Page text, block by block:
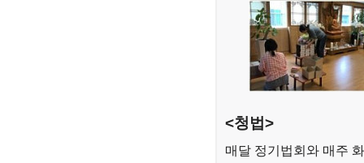
<청법>
매달 정기법회와 매주